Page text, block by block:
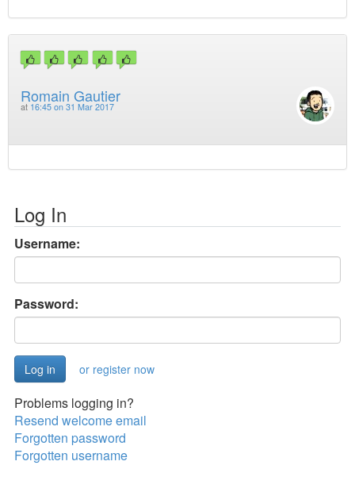
Romain Gautier
at 16:45 on 31 Mar 2017
Log In
Username:
Password:
or register now
Problems logging in?
Resend welcome email
Forgotten password
Forgotten username